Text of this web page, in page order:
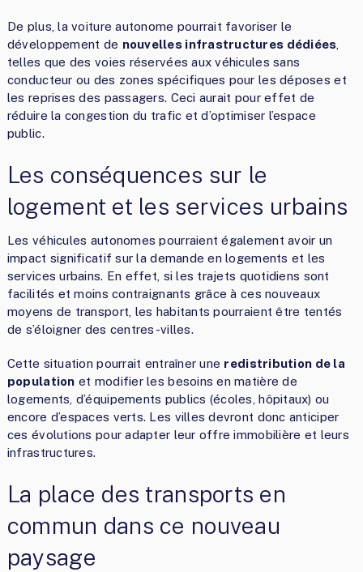
De plus, la voiture autonome pourrait favoriser le
développement de nouvelles infrastructures dédiées
telles que des voies réservées aux véhicules sans
conducteur ou des zones spécifiques pour les déposes et
les reprises des passagers. Ceci aurait pour effet de
réduire la congestion du trafic et d’optimiser l’espace
public.
Les conséquences sur le
logement et les services urbains
Les véhicules autonomes pourraient également avoir un
impact significatif sur la demande en logements et les
services urbains. En effet, si les trajets quotidiens sont
facilités et moins contraignants grâce à ces nouveaux
moyens de transport, les habitants pourraient être tentés
de s’éloigner des centres-villes.
Cette situation pourrait entraîner une redistribution de la
population et modifier les besoins en matière de
logements, d’équipements publics (écoles, hôpitaux) ou
encore d’espaces verts. Les villes devront donc anticiper
ces évolutions pour adapter leur offre immobilière et leurs
infrastructures.
La place des transports en
commun dans ce nouveau
paysage